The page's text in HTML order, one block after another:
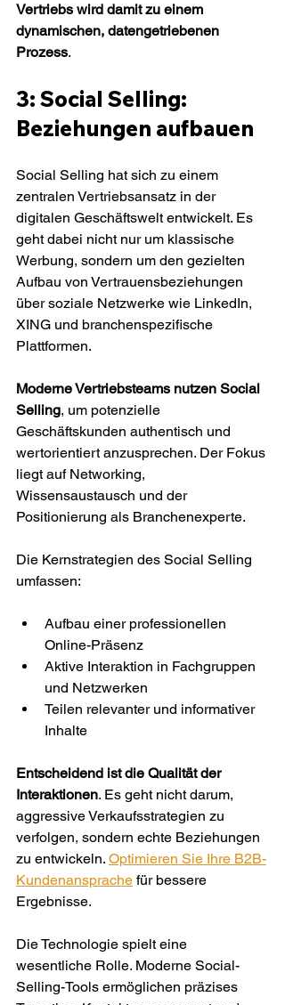
Vertriebs wird damit zu einem
dynamischen, datengetriebenen
Prozess.
3: Social Selling:
Beziehungen aufbauen
Social Selling hat sich zu einem
zentralen Vertriebsansatz in der
digitalen Geschäftswelt entwickelt. Es
geht dabei nicht nur um klassische
Werbung, sondern um den gezielten
Aufbau von Vertrauensbeziehungen
über soziale Netzwerke wie LinkedIn,
XING und branchenspezifische
Plattformen.
Moderne Vertriebsteams nutzen Social
Selling, um potenzielle
Geschäftskunden authentisch und
wertorientiert anzusprechen. Der Fokus
liegt auf Networking,
Wissensaustausch und der
Positionierung als Branchenexperte.
Die Kernstrategien des Social Selling
umfassen:
Aufbau einer professionellen
Online-Präsenz
Aktive Interaktion in Fachgruppen
und Netzwerken
Teilen relevanter und informativer
Inhalte
Entscheidend ist die Qualität der
Interaktionen. Es geht nicht darum,
aggressive Verkaufsstrategien zu
verfolgen, sondern echte Beziehungen
zu entwickeln. Optimieren Sie Ihre B2B-
Kundenansprache für bessere
Ergebnisse.
Die Technologie spielt eine
wesentliche Rolle. Moderne Social-
Selling-Tools ermöglichen präzises